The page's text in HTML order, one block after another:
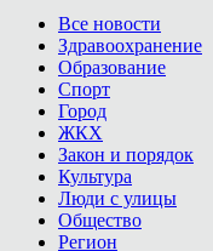
Все новости
Здравоохранение
Образование
Спорт
Город
ЖКХ
Закон и порядок
Культура
Люди с улицы
Общество
Регион